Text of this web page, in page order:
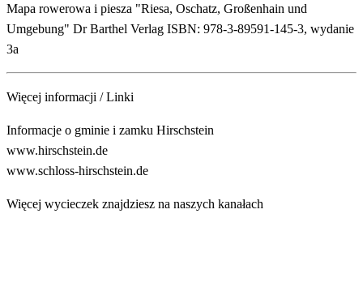
Mapa rowerowa i piesza "Riesa, Oschatz, Großenhain und
Umgebung" Dr Barthel Verlag ISBN: 978-3-89591-145-3, wydanie
3a
Więcej informacji / Linki
Informacje o gminie i zamku Hirschstein
www.hirschstein.de
www.schloss-hirschstein.de
Więcej wycieczek znajdziesz na naszych kanałach